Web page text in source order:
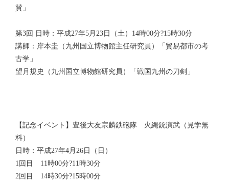
賛」
第3回 日時：平成27年5月23日（土）14時00分?15時30分
講師：岸本圭（九州国立博物館主任研究員）「貿易都市の考
古学」
望月規史（九州国立博物館研究員）「戦国九州の刀剣」
【記念イベント】豊後大友宗麟鉄砲隊 火縄銃演武（見学無
料）
日時：平成27年4月26日（日）
1回目 11時00分?11時30分
2回目 14時30分?15時00分